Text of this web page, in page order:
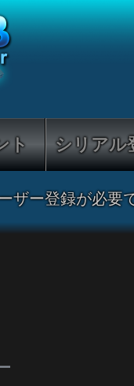
ト シリアル
ザー登録が必要